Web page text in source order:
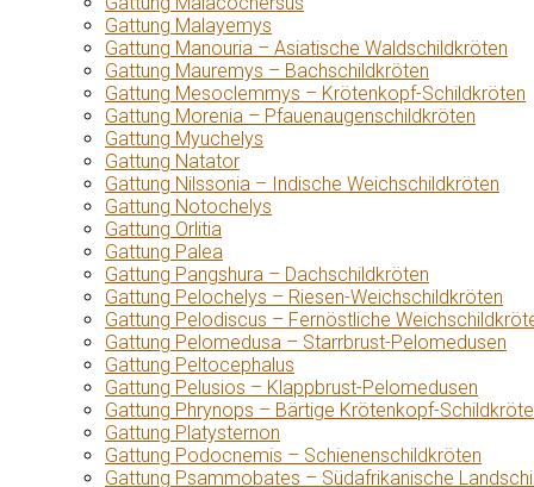
Gattung Malayemys
Gattung Manouria – Asiatische Waldschildkröten
Gattung Mauremys – Bachschildkröten
Gattung Mesoclemmys – Krötenkopf-Schildkröten
Gattung Morenia – Pfauenaugenschildkröten
Gattung Myuchelys
Gattung Natator
Gattung Nilssonia – Indische Weichschildkröten
Gattung Notochelys
Gattung Orlitia
Gattung Palea
Gattung Pangshura – Dachschildkröten
Gattung Pelochelys – Riesen-Weichschildkröten
Gattung Pelodiscus – Fernöstliche
Gattung Pelomedusa – Starrbrust-Pelomedusen
Gattung Peltocephalus
Gattung Pelusios – Klappbrust-Pelomedusen
Gattung Phrynops – Bärtige Krötenkopf-
Gattung Platysternon
Gattung Podocnemis – Schienenschildkröten
Gattung Psammobates – Südafrikanische